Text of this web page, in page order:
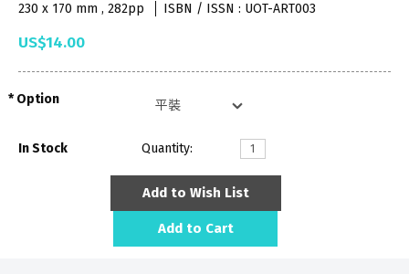
230 x 170 mm , 282pp
ISBN / ISSN : UOT-ART003
US$14.00
Option
In Stock Quantity:
Add to Wish List
Add to Cart